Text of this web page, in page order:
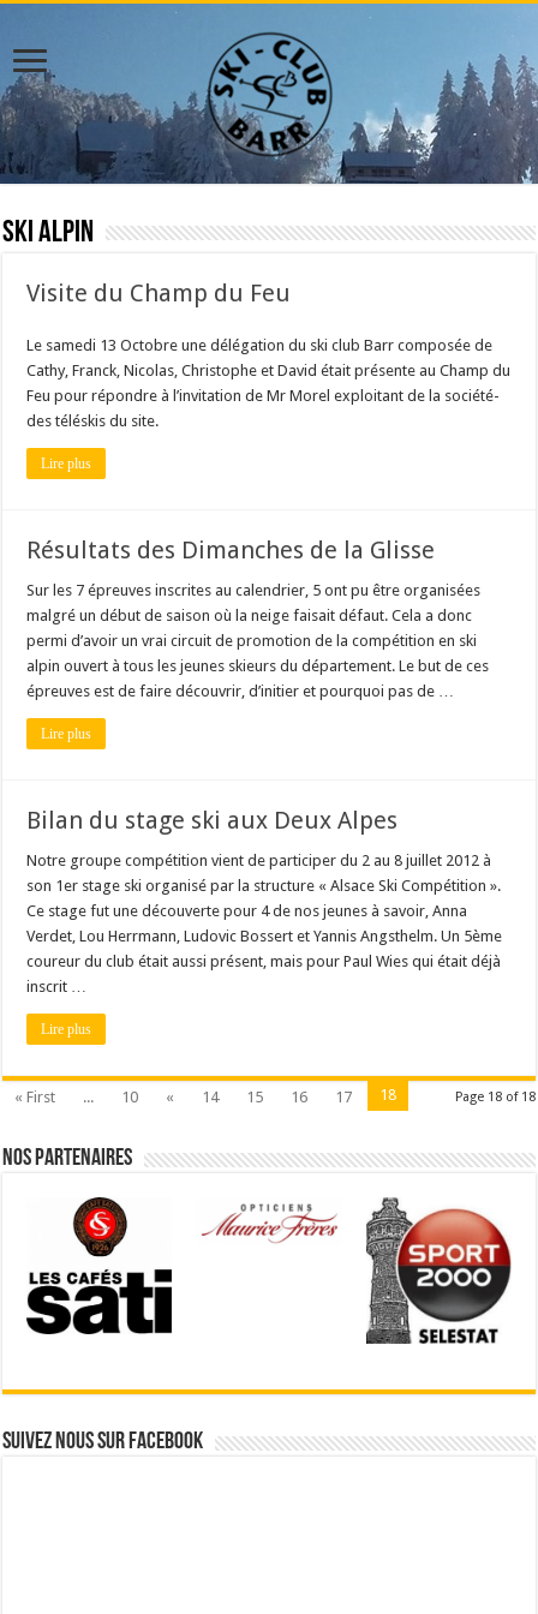
Ski Alpin
Visite du Champ du Feu
Le samedi 13 Octobre une délégation du ski club Barr composée de
Cathy, Franck, Nicolas, Christophe et David était présente au Champ du
Feu pour répondre à l’invitation de Mr Morel exploitant de la société-
des téléskis du site.
Lire plus
Résultats des Dimanches de la Glisse
Sur les 7 épreuves inscrites au calendrier, 5 ont pu être organisées
malgré un début de saison où la neige faisait défaut. Cela a donc
permi d’avoir un vrai circuit de promotion de la compétition en ski
alpin ouvert à tous les jeunes skieurs du département. Le but de ces
épreuves est de faire découvrir, d’initier et pourquoi pas de …
Lire plus
Bilan du stage ski aux Deux Alpes
Notre groupe compétition vient de participer du 2 au 8 juillet 2012 à
son 1er stage ski organisé par la structure « Alsace Ski Compétition ».
Ce stage fut une découverte pour 4 de nos jeunes à savoir, Anna
Verdet, Lou Herrmann, Ludovic Bossert et Yannis Angsthelm. Un 5ème
coureur du club était aussi présent, mais pour Paul Wies qui était déjà
inscrit …
Lire plus
Page 18 of 18
« First ... 10 « 14 15 16 17 18
Nos partenaires
Suivez nous sur Facebook